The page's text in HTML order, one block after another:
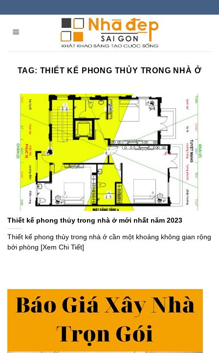
content
TAG: THIẾT KẾ PHONG THỦY TRONG NHÀ Ở
Thiết kế phong thủy trong nhà ở mới nhất năm 2023
Thiết kế phong thủy trong nhà ở cần một khoảng không gian rộng
bởi phòng [Xem Chi Tiết]